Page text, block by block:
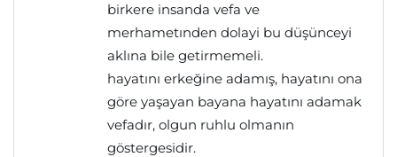
birkere insanda vefa ve
merhametınden dolayi bu düşünceyi
aklına bile getirmemeli.
hayatını erkeğine adamış, hayatını ona
göre yaşayan bayana hayatını adamak
vefadır, olgun ruhlu olmanın
göstergesidir.